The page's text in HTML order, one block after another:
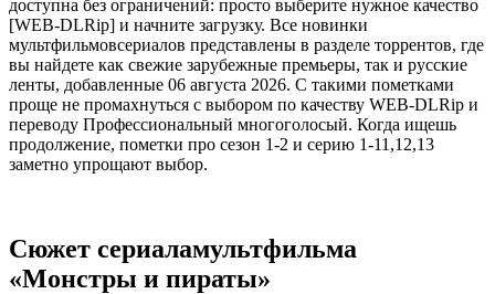
доступна без ограничений: просто выберите нужное качество
[WEB-DLRip] и начните загрузку. Все новинки
мультфильмовсериалов представлены в разделе торрентов, где
вы найдете как свежие зарубежные премьеры, так и русские
ленты, добавленные 06 августа 2026. С такими пометками
проще не промахнуться с выбором по качеству WEB-DLRip и
переводу Профессиональный многоголосый. Когда ищешь
продолжение, пометки про сезон 1-2 и серию 1-11,12,13
заметно упрощают выбор.
Сюжет сериаламультфильма
«Монстры и пираты»